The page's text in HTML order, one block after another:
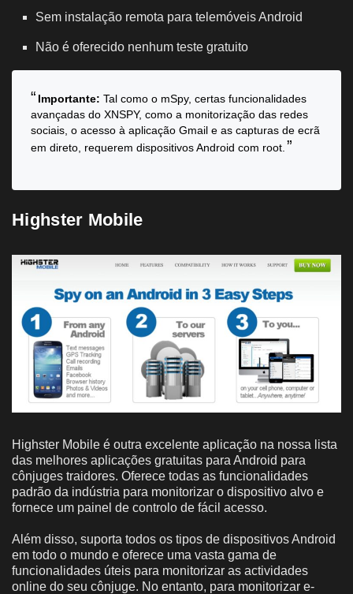
Sem instalação remota para telemóveis Android
Não é oferecido nenhum teste gratuito
Importante: Tal como o mSpy, certas funcionalidades
avançadas do XNSPY, como a monitorização das redes
sociais, o acesso à aplicação Gmail e as capturas de ecrã
em direto, requerem dispositivos Android com root.
Highster Mobile
Highster Mobile é outra excelente aplicação na nossa lista
das melhores aplicações gratuitas para Android para
cônjuges traidores. Oferece todas as funcionalidades
padrão da indústria para monitorizar o dispositivo alvo e
fornece um painel de controlo de fácil acesso.
Além disso, suporta todos os tipos de dispositivos Android
em todo o mundo e oferece uma vasta gama de
funcionalidades úteis para monitorizar as actividades
online do seu cônjuge. No entanto, para monitorizar e-